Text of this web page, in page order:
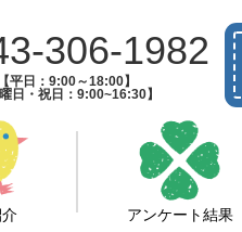
306-1982
【平日：9:00～18:00】
曜日・祝日：9:00~16:30】
アンケート結果